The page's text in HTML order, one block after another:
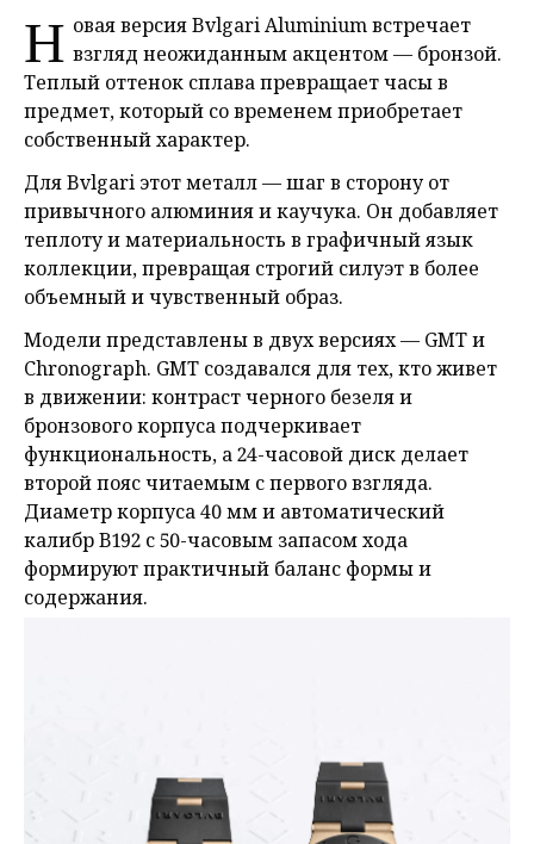
Н овая версия Bvlgari Aluminium встречает
взгляд неожиданным акцентом — бронзой.
Теплый оттенок сплава превращает часы в
предмет, который со временем приобретает
собственный характер.
Для Bvlgari этот металл — шаг в сторону от
привычного алюминия и каучука. Он добавляет
теплоту и материальность в графичный язык
коллекции, превращая строгий силуэт в более
объемный и чувственный образ.
Модели представлены в двух версиях — GMT и
Chronograph. GMT создавался для тех, кто живет
в движении: контраст черного безеля и
бронзового корпуса подчеркивает
функциональность, а 24-часовой диск делает
второй пояс читаемым с первого взгляда.
Диаметр корпуса 40 мм и автоматический
калибр B192 с 50-часовым запасом хода
формируют практичный баланс формы и
содержания.